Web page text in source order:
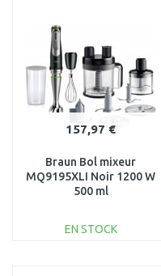
157,97 €
Braun Bol mixeur
MQ9195XLI Noir 1200 W
500 ml
EN STOCK